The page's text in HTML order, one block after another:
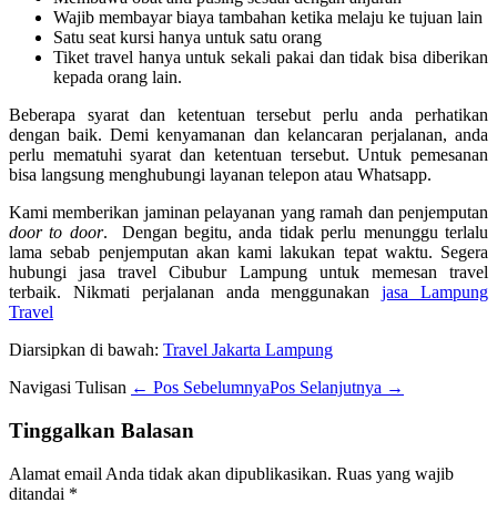
Wajib membayar biaya tambahan ketika melaju ke tujuan lain
Satu seat kursi hanya untuk satu orang
Tiket travel hanya untuk sekali pakai dan tidak bisa diberikan
kepada orang lain.
Beberapa syarat dan ketentuan tersebut perlu anda perhatikan
dengan baik. Demi kenyamanan dan kelancaran perjalanan, anda
perlu mematuhi syarat dan ketentuan tersebut. Untuk pemesanan
bisa langsung menghubungi layanan telepon atau Whatsapp.
Kami memberikan jaminan pelayanan yang ramah dan penjemputan
door to door. Dengan begitu, anda tidak perlu menunggu terlalu
lama sebab penjemputan akan kami lakukan tepat waktu. Segera
hubungi jasa travel Cibubur Lampung untuk memesan travel
terbaik. Nikmati perjalanan anda menggunakanjasa Lampung
Travel
Diarsipkan di bawah: Travel Jakarta Lampung
Navigasi Tulisan ← Pos SebelumnyaPos Selanjutnya →
Tinggalkan Balasan
Alamat email Anda tidak akan dipublikasikan. Ruas yang wajib
ditandai *